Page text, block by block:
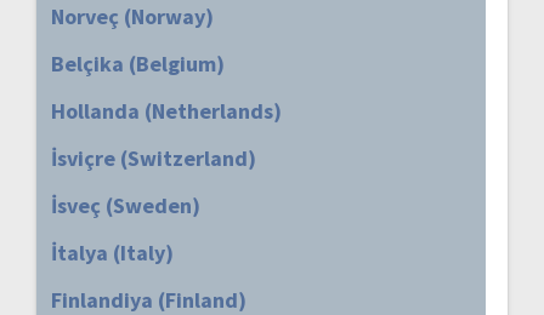
Norveç (Norway)
Belçika (Belgium)
Hollanda (Netherlands)
İsviçre (Switzerland)
İsveç (Sweden)
İtalya (Italy)
Finlandiya (Finland)